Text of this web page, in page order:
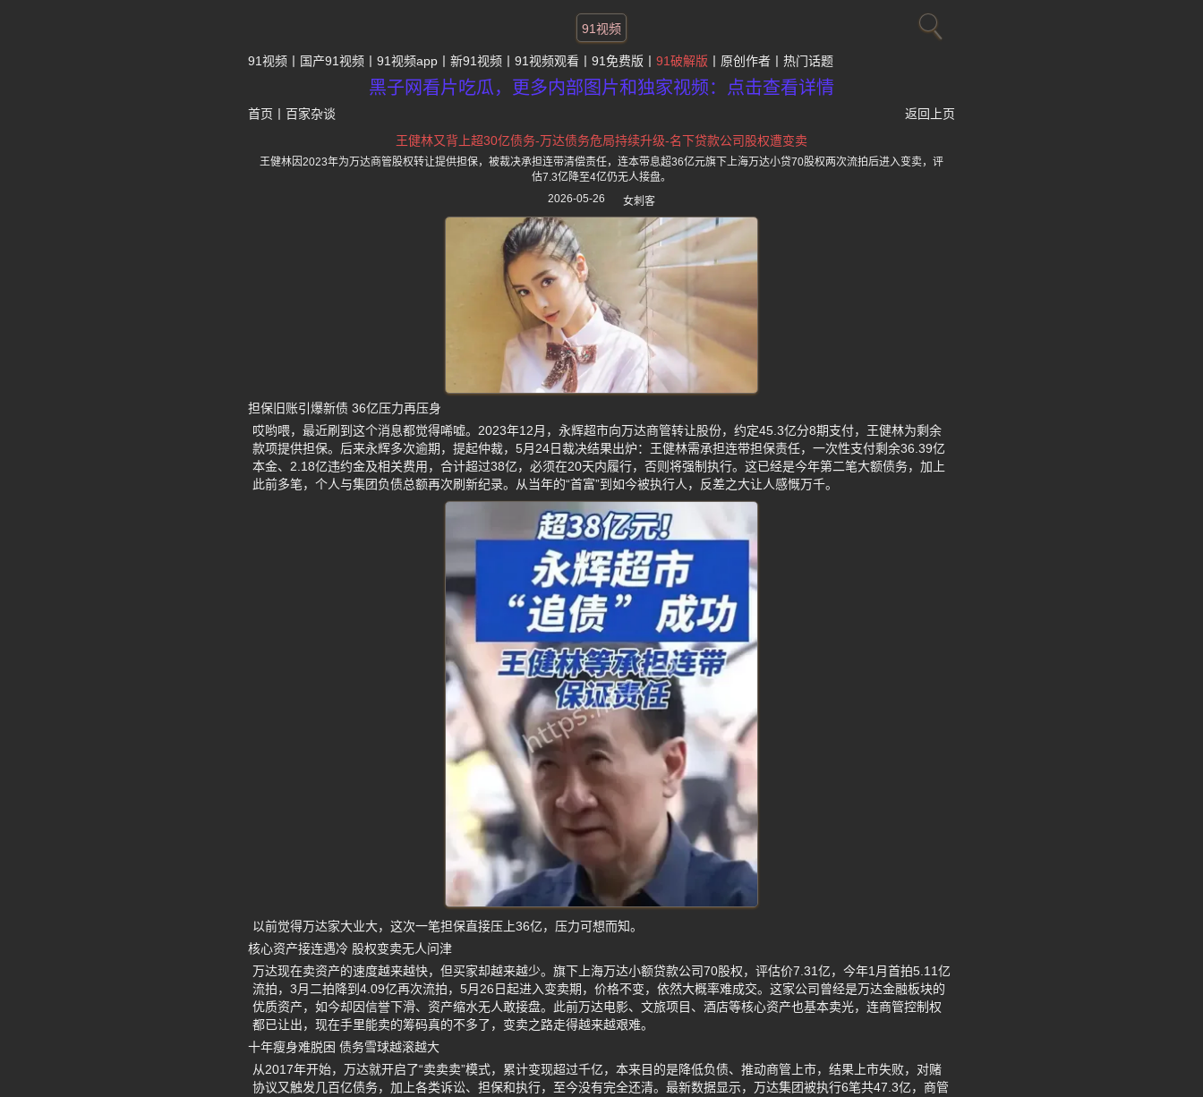
91视频
91视频 国产91视频 91视频app 新91视频 91视频观看 91免费版 91破解版 原创作者 热门话题
黑子网看片吃瓜，更多内部图片和独家视频：点击查看详情
首页 百家杂谈
返回上页
王健林又背上超30亿债务-万达债务危局持续升级-名下贷款公司股权遭变卖
王健林因2023年为万达商管股权转让提供担保，被裁决承担连带清偿责任，连本带息超36亿元旗下上海万达小贷70股权两次流拍后进入变卖，评
估7.3亿降至4亿仍无人接盘。
2026-05-26
女刺客
担保旧账引爆新债 36亿压力再压身
哎哟喂，最近刷到这个消息都觉得唏嘘。2023年12月，永辉超市向万达商管转让股份，约定45.3亿分8期支付，王健林为剩余
款项提供担保。后来永辉多次逾期，提起仲裁，5月24日裁决结果出炉：王健林需承担连带担保责任，一次性支付剩余36.39亿
本金、2.18亿违约金及相关费用，合计超过38亿，必须在20天内履行，否则将强制执行。这已经是今年第二笔大额债务，加上
此前多笔，个人与集团负债总额再次刷新纪录。从当年的“首富”到如今被执行人，反差之大让人感慨万千。
以前觉得万达家大业大，这次一笔担保直接压上36亿，压力可想而知。
核心资产接连遇冷 股权变卖无人问津
万达现在卖资产的速度越来越快，但买家却越来越少。旗下上海万达小额贷款公司70股权，评估价7.31亿，今年1月首拍5.11亿
流拍，3月二拍降到4.09亿再次流拍，5月26日起进入变卖期，价格不变，依然大概率难成交。这家公司曾经是万达金融板块的
优质资产，如今却因信誉下滑、资产缩水无人敢接盘。此前万达电影、文旅项目、酒店等核心资产也基本卖光，连商管控制权
都已让出，现在手里能卖的筹码真的不多了，变卖之路走得越来越艰难。
十年瘦身难脱困 债务雪球越滚越大
从2017年开始，万达就开启了“卖卖卖”模式，累计变现超过千亿，本来目的是降低负债、推动商管上市，结果上市失败，对赌
协议又触发几百亿债务，加上各类诉讼、担保和执行，至今没有完全还清。最新数据显示，万达集团被执行6笔共47.3亿，商管